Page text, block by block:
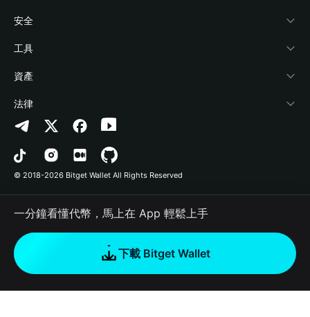
學院
加密資訊
幫助中心
‌聯繫我們
品牌資源
工作機會
Stablecoin Earn
Payfi Crypto
Crypto Swap API
Altcoin Season Index
Prediction Markets
DApp
RWA
如何購買加密貨幣
開發者文件
連接錢包
Bitget Wallet Pay
合作上架
安全
風險保障基金
安全防護技術
工具
快捷買幣
授權檢測
合約檢測
批次轉帳
資產
Arbitrum
Avalanche
Bitcoin
Polygon
法律
隱私協議
用戶使用協議
© 2018-2026 Bitget Wallet All Rights Reserved
一分鐘看懂代幣，馬上在 App 輕鬆上手
下載 Bitget Wallet